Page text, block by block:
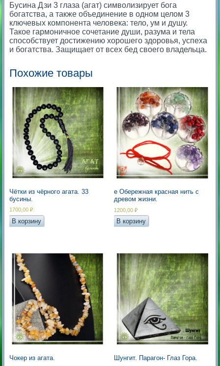
Бусина Дзи 3 глаза (агат) символизирует бога
богатства, а также объединение в одном целом 3
ключевых компонента человека: тело, ум и душу.
Такое гармоничное сочетание души, разума и тела
способствует достижению хорошего здоровья, успеха
и богатства. Защищает от всех бед своего владельца.
Похожие товары
Чётки из чёрного агата. 33
бусины.
1700,00₽
В корзину
е Обережная красная нить с
древом жизни.
1200,00₽
В корзину
Чокер из агата. Шунгит. Парагон- Глаз Гора.